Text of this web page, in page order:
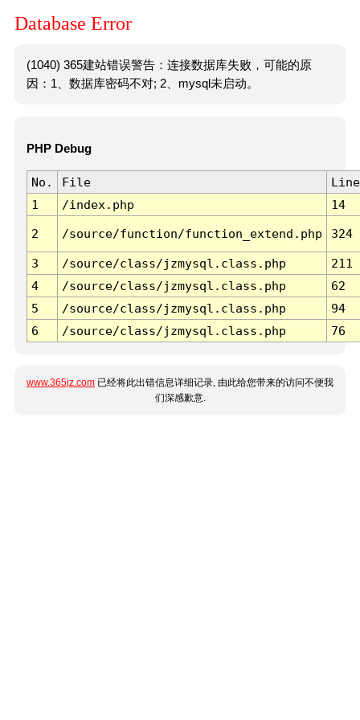
Database Error
(1040) 365建站错误警告：连接数据库失败，可能的原
因：1、数据库密码不对; 2、mysql未启动。
PHP Debug
No. File
Line
1
/index.php 14
2 /source/function/function_extend.php 324
3 /source/class/jzmysql.class.php
211
4
/source/class/jzmysql.class.php
62
5
/source/class/jzmysql.class.php
94
6
/source/class/jzmysql.class.php 76
www.365jz.com 已经将此出错信息详细记录, 由此给您带来的访问不便我
们深感歉意.